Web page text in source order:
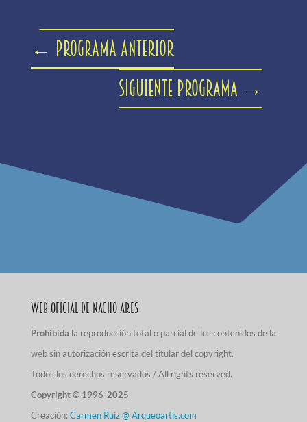
← Programa anterior
Siguiente programa →
Web Oficial de Nacho Ares
Prohibida la reproducción total o parcial de los contenidos de la
web sin autorización escrita del titular del copyright.
Todos los derechos reservados / All rights reserved.
Copyright © 1996-2025
Creación:Carmen Ruiz @ Arqueoartis.com